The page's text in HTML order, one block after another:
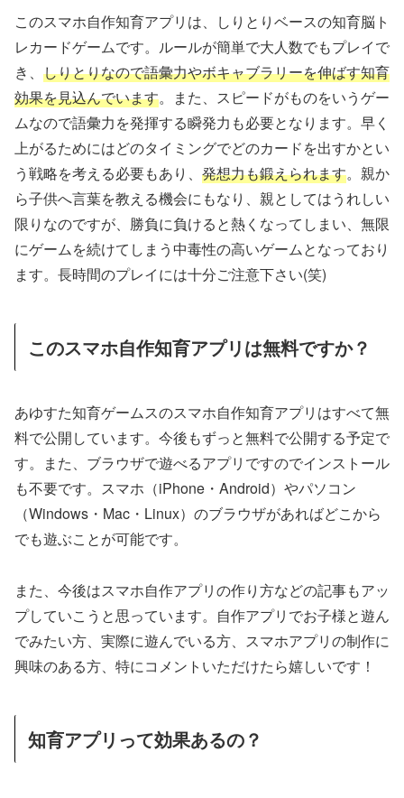
このスマホ自作知育アプリは、しりとりベースの知育脳ト
レカードゲームです。ルールが簡単で大人数でもプレイで
き、 しりとりなので語彙力やボキャブラリーを伸ばす知育
効果を見込んでいます。また、スピードがものをいうゲー
ムなので語彙力を発揮する瞬発力も必要となります。早く
上がるためにはどのタイミングでどのカードを出すかとい
う戦略を考える必要もあり、 発想力も鍛えられます。親か
ら子供へ言葉を教える機会にもなり、親としてはうれしい
限りなのですが、勝負に負けると熱くなってしまい、無限
にゲームを続けてしまう中毒性の高いゲームとなっており
ます。長時間のプレイには十分ご注意下さい(笑)
このスマホ自作知育アプリは無料ですか？
あゆすた知育ゲームスのスマホ自作知育アプリはすべて無
料で公開しています。今後もずっと無料で公開する予定で
す。また、ブラウザで遊べるアプリですのでインストール
も不要です。スマホ（iPhone・Android）やパソコン
（Windows・Mac・Linux）のブラウザがあればどこから
でも遊ぶことが可能です。
また、今後はスマホ自作アプリの作り方などの記事もアッ
プしていこうと思っています。自作アプリでお子様と遊ん
でみたい方、実際に遊んでいる方、スマホアプリの制作に
興味のある方、特にコメントいただけたら嬉しいです！
知育アプリって効果あるの？